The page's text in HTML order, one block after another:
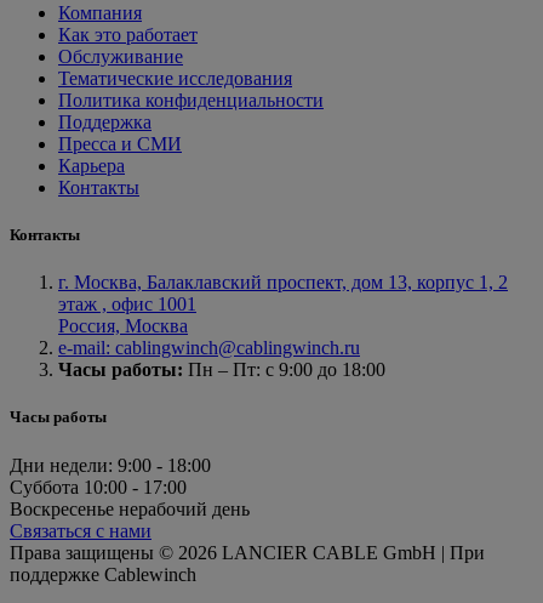
Компания
Как это работает
Обслуживание
Тематические исследования
Политика конфиденциальности
Поддержка
Пресса и СМИ
Карьера
Контакты
Контакты
г. Москва, Балаклавский проспект, дом 13, корпус 1, 2
этаж , офис 1001
Россия, Москва
e-mail: cablingwinch@cablingwinch.ru
Часы работы: Пн – Пт: с 9:00 до 18:00
Часы работы
Дни недели: 9:00 - 18:00
Суббота 10:00 - 17:00
Воскресенье нерабочий день
Связаться с нами
Права защищены © 2026 LANCIER CABLE GmbH | При
поддержке Cablewinch